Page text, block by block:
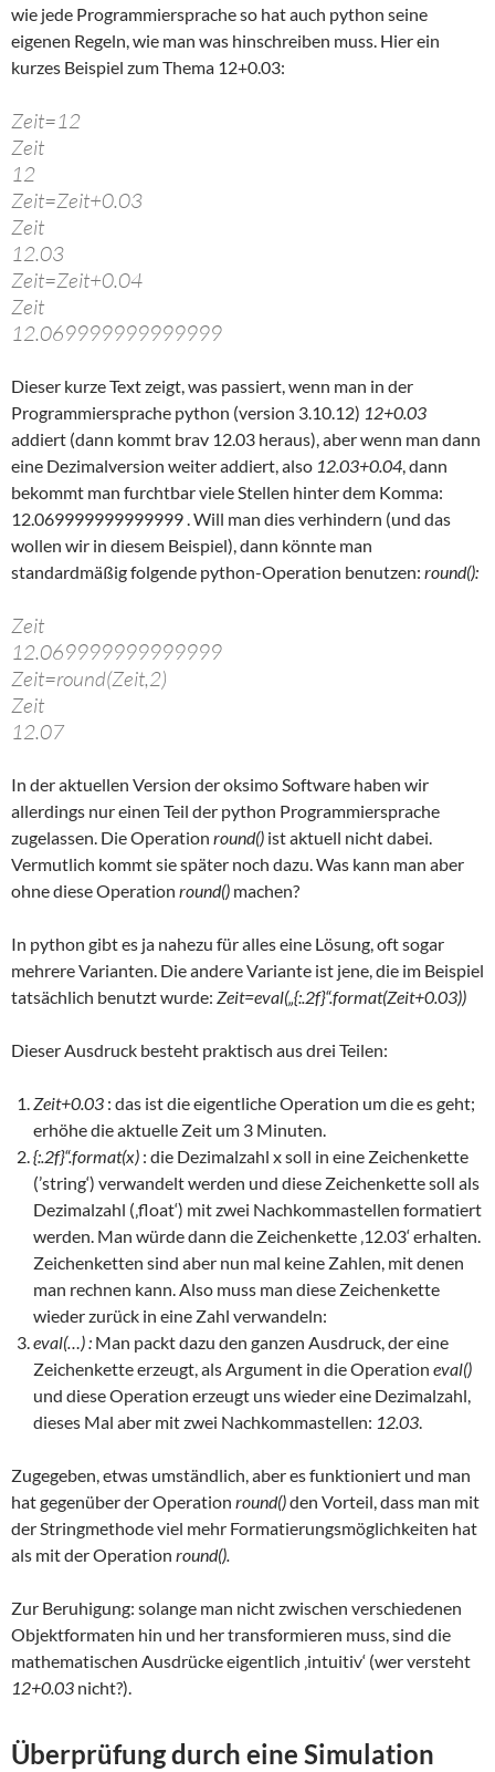
wie jede Programmiersprache so hat auch python seine
eigenen Regeln, wie man was hinschreiben muss. Hier ein
kurzes Beispiel zum Thema 12+0.03:
Zeit=12
Zeit
12
Zeit=Zeit+0.03
Zeit
12.03
Zeit=Zeit+0.04
Zeit
12.069999999999999
Dieser kurze Text zeigt, was passiert, wenn man in der
Programmiersprache python (version 3.10.12) 12+0.03
addiert (dann kommt brav 12.03 heraus), aber wenn man dann
eine Dezimalversion weiter addiert, also 12.03+0.04, dann
bekommt man furchtbar viele Stellen hinter dem Komma:
12.069999999999999 . Will man dies verhindern (und das
wollen wir in diesem Beispiel), dann könnte man
standardmäßig folgende python-Operation benutzen: round():
Zeit
12.069999999999999
Zeit=round(Zeit,2)
Zeit
12.07
In der aktuellen Version der oksimo Software haben wir
allerdings nur einen Teil der python Programmiersprache
zugelassen. Die Operation round() ist aktuell nicht dabei.
Vermutlich kommt sie später noch dazu. Was kann man aber
ohne diese Operation round() machen?
In python gibt es ja nahezu für alles eine Lösung, oft sogar
mehrere Varianten. Die andere Variante ist jene, die im Beispiel
tatsächlich benutzt wurde: Zeit=eval(„{:.2f}“.format(Zeit+0.03))
Dieser Ausdruck besteht praktisch aus drei Teilen:
Zeit+0.03 : das ist die eigentliche Operation um die es geht;
erhöhe die aktuelle Zeit um 3 Minuten.
{:.2f}“.format(x) : die Dezimalzahl x soll in eine Zeichenkette
(’string‘) verwandelt werden und diese Zeichenkette soll als
Dezimalzahl (‚float‘) mit zwei Nachkommastellen formatiert
werden. Man würde dann die Zeichenkette ‚12.03‘ erhalten.
Zeichenketten sind aber nun mal keine Zahlen, mit denen
man rechnen kann. Also muss man diese Zeichenkette
wieder zurück in eine Zahl verwandeln:
eval(…) : Man packt dazu den ganzen Ausdruck, der eine
Zeichenkette erzeugt, als Argument in die Operation eval()
und diese Operation erzeugt uns wieder eine Dezimalzahl,
dieses Mal aber mit zwei Nachkommastellen: 12.03.
Zugegeben, etwas umständlich, aber es funktioniert und man
hat gegenüber der Operation round()den Vorteil, dass man mit
der Stringmethode viel mehr Formatierungsmöglichkeiten hat
als mit der Operation round().
Zur Beruhigung: solange man nicht zwischen verschiedenen
Objektformaten hin und her transformieren muss, sind die
mathematischen Ausdrücke eigentlich ‚intuitiv‘ (wer versteht
12+0.03 nicht?).
Überprüfung durch eine Simulation